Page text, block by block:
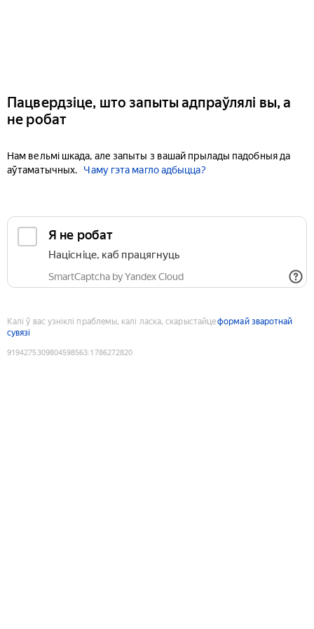
Пацвердзіце, што запыты адпраўлялі вы, а
не робат
Нам вельмі шкада, але запыты з вашай прылады падобныя да
аўтаматычных.
Чаму гэта магло адбыцца?
Я не робат
Націсніце, каб працягнуць
SmartCaptcha by Yandex Cloud
Калі ў вас узніклі праблемы, калі ласка, скарыстайцеформай зваротнай
сувязі
9194275309804598563:1786272820